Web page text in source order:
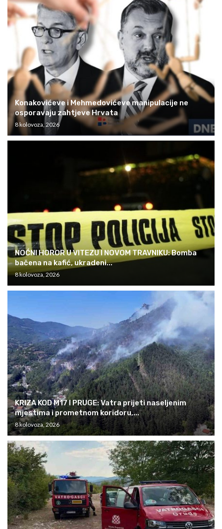
Konakovićeve i Mehmedovićeve manipulacije ne
osporavaju zahtjeve Hrvata
8 kolovoza, 2026
NOĆNI HOROR U VITEZU I NOVOM TRAVNIKU: Bomba
bačena na kafić, ukradeni...
8 kolovoza, 2026
KRIZA KOD M17 I PRUGE: Vatra prijeti naseljenim
mjestima i prometnom koridoru,...
8 kolovoza, 2026